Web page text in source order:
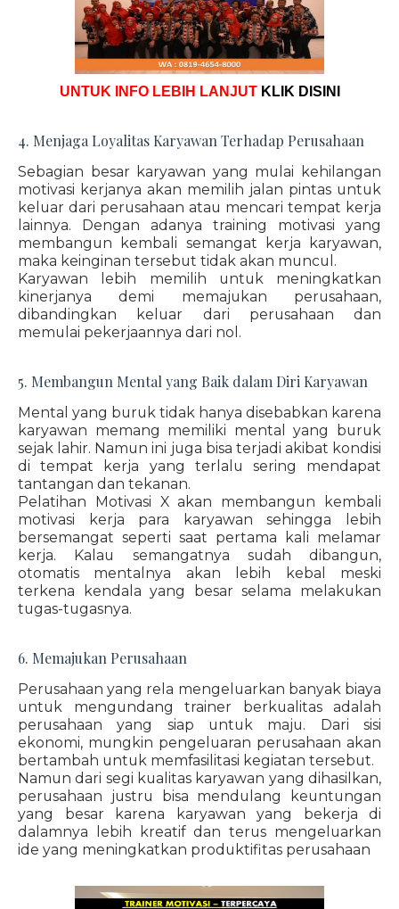
UNTUK INFO LEBIH LANJUT KLIK DISINI
4. Menjaga Loyalitas Karyawan Terhadap Perusahaan
Sebagian besar karyawan yang mulai kehilangan
motivasi kerjanya akan memilih jalan pintas untuk
keluar dari perusahaan atau mencari tempat kerja
lainnya. Dengan adanya training motivasi yang
membangun kembali semangat kerja karyawan,
maka keinginan tersebut tidak akan muncul.
Karyawan lebih memilih untuk meningkatkan
kinerjanya demi memajukan perusahaan,
dibandingkan keluar dari perusahaan dan
memulai pekerjaannya dari nol.
5. Membangun Mental yang Baik dalam Diri Karyawan
Mental yang buruk tidak hanya disebabkan karena
karyawan memang memiliki mental yang buruk
sejak lahir. Namun ini juga bisa terjadi akibat kondisi
di tempat kerja yang terlalu sering mendapat
tantangan dan tekanan.
Pelatihan Motivasi X akan membangun kembali
motivasi kerja para karyawan sehingga lebih
bersemangat seperti saat pertama kali melamar
kerja. Kalau semangatnya sudah dibangun,
otomatis mentalnya akan lebih kebal meski
terkena kendala yang besar selama melakukan
tugas-tugasnya.
6. Memajukan Perusahaan
Perusahaan yang rela mengeluarkan banyak biaya
untuk mengundang trainer berkualitas adalah
perusahaan yang siap untuk maju. Dari sisi
ekonomi, mungkin pengeluaran perusahaan akan
bertambah untuk memfasilitasi kegiatan tersebut.
Namun dari segi kualitas karyawan yang dihasilkan,
perusahaan justru bisa mendulang keuntungan
yang besar karena karyawan yang bekerja di
dalamnya lebih kreatif dan terus mengeluarkan
ide yang meningkatkan produktifitas perusahaan